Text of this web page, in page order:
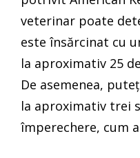
veterinar poate
este însărcinat cu
la aproximativ 25
De asemenea,
la aproximativ trei
împerechere, cum